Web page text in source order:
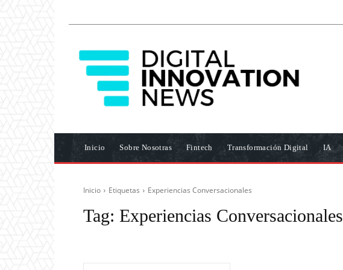
Inicio Sobre Nosotras Fintech Transformación Digital IA
Inicio Etiquetas Experiencias Conversacionales
Tag: Experiencias Conversacionales